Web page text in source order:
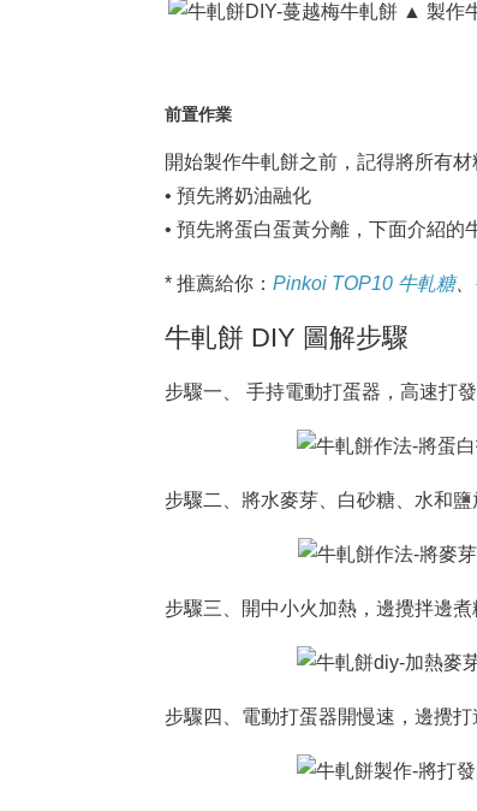
▲ 製作
前置作業
開始製作牛軋餅之前，記得將所有
• 預先將奶油融化
• 預先將蛋白蛋黃分離，下面介紹
* 推薦給你： Pinkoi TOP10 牛軋糖、
牛軋餅 DIY 圖解步驟
步驟一、 手持電動打蛋器，高速打
步驟二、將水麥芽、白砂糖、水和鹽
步驟三、開中小火加熱，邊攪拌邊
步驟四、電動打蛋器開慢速，邊攪